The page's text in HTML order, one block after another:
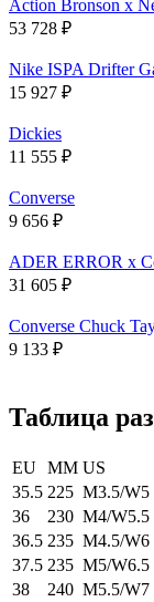
Action Bronson x
53 728 ₽
Nike ISPA Drifter
15 927 ₽
Dickies
11 555 ₽
Converse
9 656 ₽
ADER ERROR x
31 605 ₽
Converse Chuck
9 133 ₽
Таблица
EU MM US
35.5 225 M3.5/W5
36
230 M4/W5.5
36.5 235 M4.5/W6
37.5 235 M5/W6.5
38
240 M5.5/W7